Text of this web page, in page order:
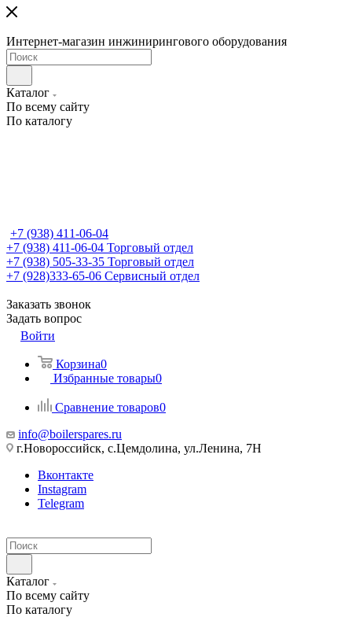
Интернет-магазин инжинирингового оборудования
Каталог
По всему сайту
По каталогу
+7 (938) 411-06-04
+7 (938) 411-06-04 Торговый отдел
+7 (938) 505-33-35 Торговый отдел
+7 (928)333-65-06 Сервисный отдел
Заказать звонок
Задать вопрос
Войти
Корзина0
Избранные товары0
Сравнение товаров0
info@boilerspares.ru
г.Новороссийск, с.Цемдолина, ул.Ленина, 7Н
Вконтакте
Instagram
Telegram
Каталог
По всему сайту
По каталогу